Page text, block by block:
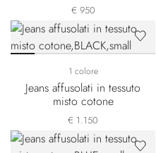
€ 950
1 colore
Jeans affusolati in tessuto
misto cotone
€ 1.150